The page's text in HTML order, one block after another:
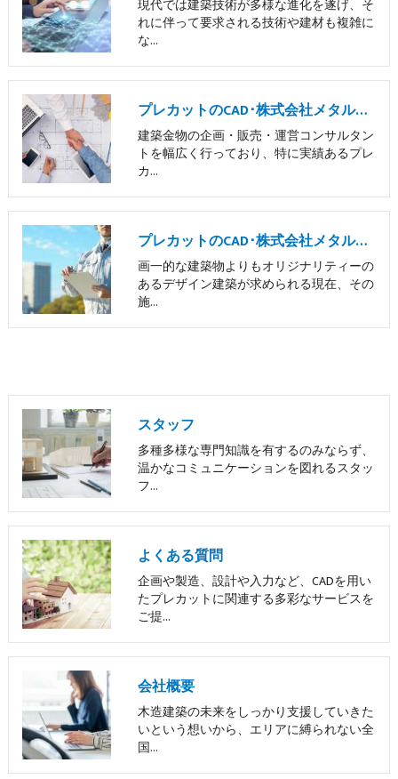
現代では建築技術が多様な進化を遂げ、そ
れに伴って要求される技術や建材も複雑に
な…
プレカットのCAD･株式会社メタルサポートの評判
建築金物の企画・販売・運営コンサルタン
トを幅広く行っており、特に実績あるプレ
カ…
プレカットのCAD･株式会社メタルサポートのお客様の声
画一的な建築物よりもオリジナリティーの
あるデザイン建築が求められる現在、その
施…
スタッフ
多種多様な専門知識を有するのみならず、
温かなコミュニケーションを図れるスタッ
フ…
よくある質問
企画や製造、設計や入力など、CADを用い
たプレカットに関連する多彩なサービスを
ご提…
会社概要
木造建築の未来をしっかり支援していきた
いという想いから、エリアに縛られない全
国…